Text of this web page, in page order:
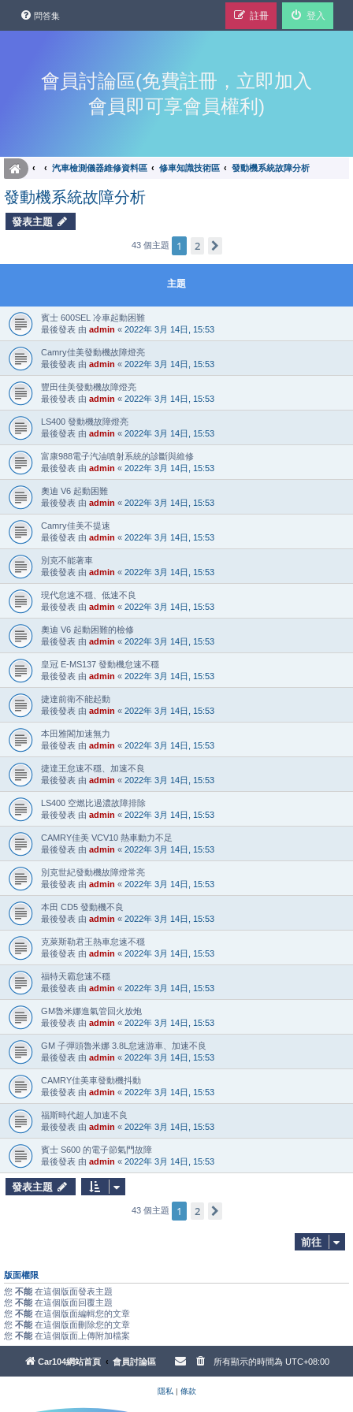
問答集 登入
註冊
會員討論區(免費註冊，立即加入
會員即可享會員權利)
汽車檢測儀器維修資料區 修車知識技術區 發動機系統故障分析
發動機系統故障分析
發表主題
43 個主題 1 2
主題
賓士 600SEL 冷車起動困難
最後發表 由 admin « 2022年 3月 14日, 15:53
Camry佳美發動機故障燈亮
最後發表 由 admin « 2022年 3月 14日, 15:53
豐田佳美發動機故障燈亮
最後發表 由 admin « 2022年 3月 14日, 15:53
LS400 發動機故障燈亮
最後發表 由 admin « 2022年 3月 14日, 15:53
富康988電子汽油噴射系統的診斷與維修
最後發表 由 admin « 2022年 3月 14日, 15:53
奧迪 V6 起動困難
最後發表 由 admin « 2022年 3月 14日, 15:53
Camry佳美不提速
最後發表 由 admin « 2022年 3月 14日, 15:53
別克不能著車
最後發表 由 admin « 2022年 3月 14日, 15:53
現代怠速不穩、低速不良
最後發表 由 admin « 2022年 3月 14日, 15:53
奧迪 V6 起動困難的檢修
最後發表 由 admin « 2022年 3月 14日, 15:53
皇冠 E-MS137 發動機怠速不穩
最後發表 由 admin « 2022年 3月 14日, 15:53
捷達前衛不能起動
最後發表 由 admin « 2022年 3月 14日, 15:53
本田雅閣加速無力
最後發表 由 admin « 2022年 3月 14日, 15:53
捷達王怠速不穩、加速不良
最後發表 由 admin « 2022年 3月 14日, 15:53
LS400 空燃比過濃故障排除
最後發表 由 admin « 2022年 3月 14日, 15:53
CAMRY佳美 VCV10 熱車動力不足
最後發表 由 admin « 2022年 3月 14日, 15:53
別克世紀發動機故障燈常亮
最後發表 由 admin « 2022年 3月 14日, 15:53
本田 CD5 發動機不良
最後發表 由 admin « 2022年 3月 14日, 15:53
克萊斯勒君王熱車怠速不穩
最後發表 由 admin « 2022年 3月 14日, 15:53
福特天霸怠速不穩
最後發表 由 admin « 2022年 3月 14日, 15:53
GM魯米娜進氣管回火放炮
最後發表 由 admin « 2022年 3月 14日, 15:53
GM 子彈頭魯米娜 3.8L怠速游車、加速不良
最後發表 由 admin « 2022年 3月 14日, 15:53
CAMRY佳美車發動機抖動
最後發表 由 admin « 2022年 3月 14日, 15:53
福斯時代超人加速不良
最後發表 由 admin « 2022年 3月 14日, 15:53
賓士 S600 的電子節氣門故障
最後發表 由 admin « 2022年 3月 14日, 15:53
發表主題
43 個主題 1 2
前往
版面權限
您 不能 在這個版面發表主題
您 不能 在這個版面回覆主題
您 不能 在這個版面編輯您的文章
您 不能 在這個版面刪除您的文章
您 不能 在這個版面上傳附加檔案
Car104網站首頁 會員討論區 所有顯示的時間為 UTC+08:00
隱私 | 條款